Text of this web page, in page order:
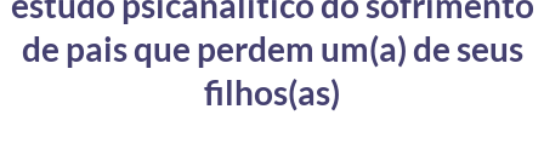
Ministério da Mulher, da Família e dos Direitos Humanos
de pais que perdem um(a) de seus
filhos(as)